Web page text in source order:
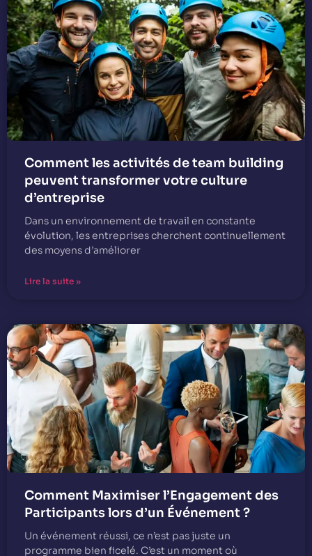
Comment les activités de team building
peuvent transformer votre culture
d’entreprise
Dans un environnement de travail en constante
évolution, les entreprises cherchent continuellement
des moyens d’améliorer
Lire la suite »
Comment Maximiser l’Engagement des
Participants lors d’un Événement ?
Un événement réussi, ce n’est pas juste un
programme bien ficelé. C’est un moment où